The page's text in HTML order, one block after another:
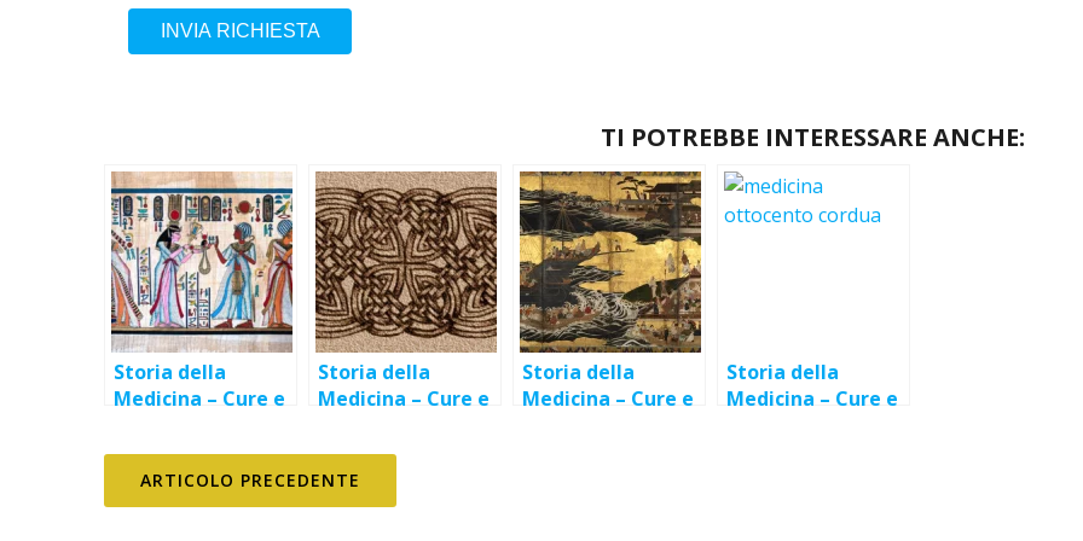
INVIA RICHIESTA
TI POTREBBE INTERESSARE ANCHE:
Storia della
Medicina – Cure e
dell’antico Egitto
Storia della
Medicina – Cure e
degli antichi Celti
Storia della
Medicina – Cure e
Storia della
Medicina – Cure e
ARTICOLO PRECEDENTE